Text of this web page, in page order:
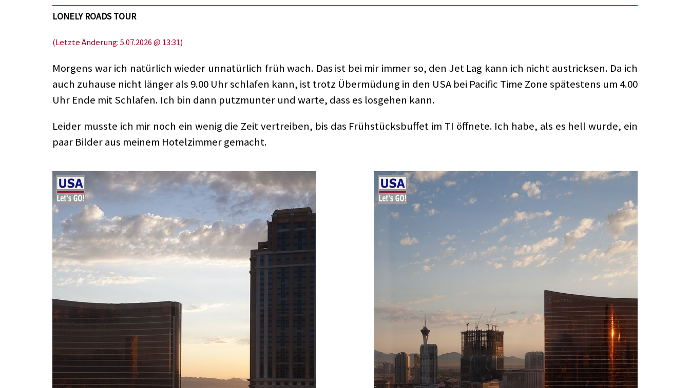
LONELY ROADS TOUR
(Letzte Änderung: 5.07.2026 @ 13:31)
Morgens war ich natürlich wieder unnatürlich früh wach. Das ist bei mir immer so, den Jet Lag kann ich nicht austricksen. Da ich
auch zuhause nicht länger als 9.00 Uhr schlafen kann, ist trotz Übermüdung in den USA bei Pacific Time Zone spätestens um 4.00
Uhr Ende mit Schlafen. Ich bin dann putzmunter und warte, dass es losgehen kann.
Leider musste ich mir noch ein wenig die Zeit vertreiben, bis das Frühstücksbuffet im TI öffnete. Ich habe, als es hell wurde, ein
paar Bilder aus meinem Hotelzimmer gemacht.